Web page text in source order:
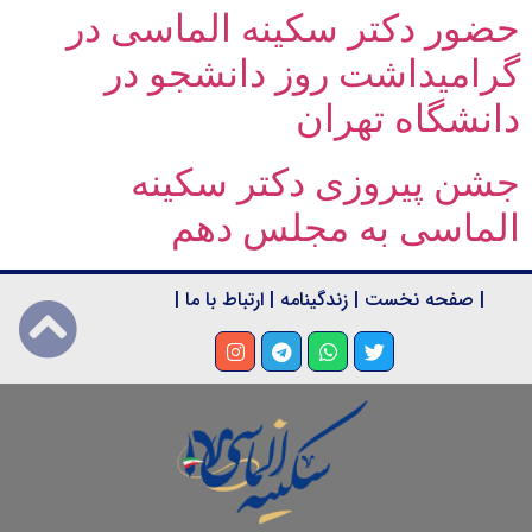
حضور دکتر سکینه الماسی در
گرامیداشت روز دانشجو در
دانشگاه تهران
جشن پیروزی دکتر سکینه
الماسی به مجلس دهم
| صفحه نخست | زندگینامه | ارتباط با ما |